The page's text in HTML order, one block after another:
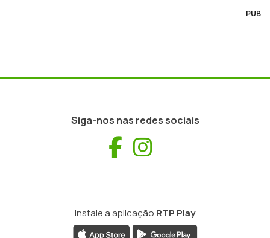
PUB
Siga-nos nas redes sociais
Facebook
Instale a aplicação RTP Play